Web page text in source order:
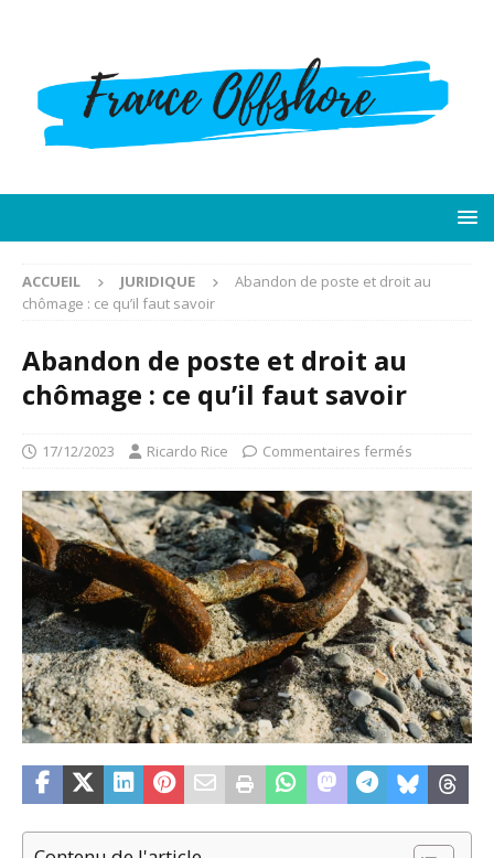
ACCUEIL JURIDIQUE
Abandon de poste et droit au
chômage : ce qu’il faut savoir
Abandon de poste et droit au
chômage : ce qu’il faut savoir
17/12/2023 Ricardo Rice Commentaires fermés